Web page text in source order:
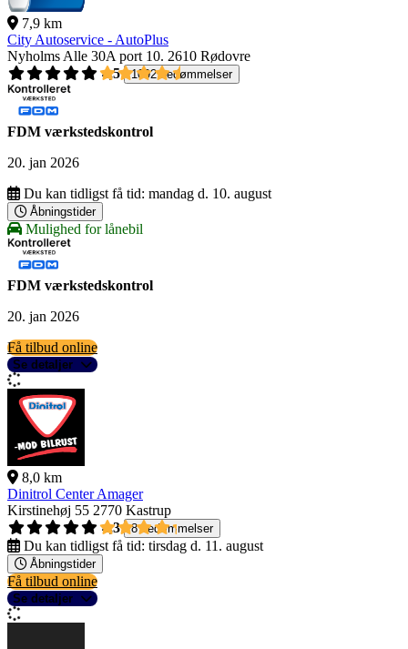
7,9 km
City Autoservice - AutoPlus
Nyholms Alle 30A port 10. 2610 Rødovre
4,5
1092 bedømmelser
FDM værkstedskontrol
20. jan 2026
Du kan tidligst få tid: mandag d. 10. august
Åbningstider
Mulighed for lånebil
FDM værkstedskontrol
20. jan 2026
Få tilbud online
Se detaljer
8,0 km
Dinitrol Center Amager
Kirstinehøj 55 2770 Kastrup
4,3
8 bedømmelser
Du kan tidligst få tid: tirsdag d. 11. august
Åbningstider
Få tilbud online
Se detaljer